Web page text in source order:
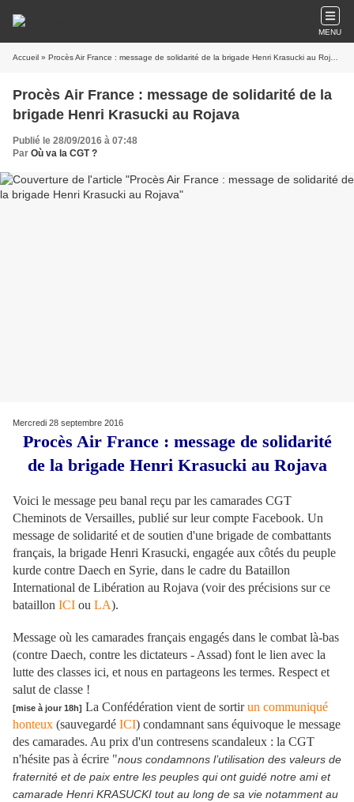
MENU
Accueil » Procès Air France : message de solidarité de la brigade Henri Krasucki au Rojava
Procès Air France : message de solidarité de la
brigade Henri Krasucki au Rojava
Publié le 28/09/2016 à 07:48
Par Où va la CGT ?
Mercredi 28 septembre 2016
Procès Air France : message de solidarité
de la brigade Henri Krasucki au Rojava
Voici le message peu banal reçu par les camarades CGT
Cheminots de Versailles, publié sur leur compte Facebook. Un
message de solidarité et de soutien d'une brigade de combattants
français, la brigade Henri Krasucki, engagée aux côtés du peuple
kurde contre Daech en Syrie, dans le cadre du Bataillon
International de Libération au Rojava (voir des précisions sur ce
bataillon ICI ou LA).
Message où les camarades français engagés dans le combat là-bas
(contre Daech, contre les dictateurs - Assad) font le lien avec la
lutte des classes ici, et nous en partageons les termes. Respect et
salut de classe !
[mise à jour 18h] La Confédération vient de sortirun communiqué
honteux (sauvegardé ICI) condamnant sans équivoque le message
des camarades. Au prix d'un contresens scandaleux : la CGT
n'hésite pas à écrire "nous condamnons l’utilisation des valeurs de
fraternité et de paix entre les peuples qui ont guidé notre ami et
camarade Henri KRASUCKI tout au long de sa vie notamment au